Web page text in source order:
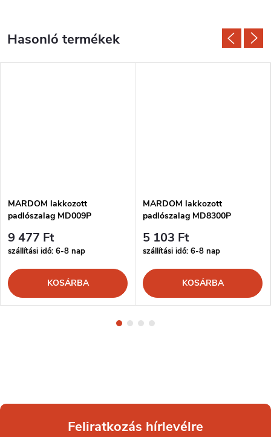
MARDOM lakkozott
padlószalag MD009P
9 477 Ft
szállítási idő: 6-8 nap
KOSÁRBA
MARDOM lakkozott
padlószalag MD8300P
5 103 Ft
szállítási idő: 6-8 nap
KOSÁRBA
Feliratkozás hírlevélre